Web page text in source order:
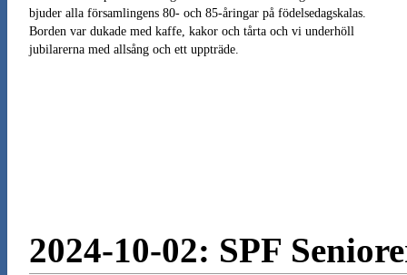
bjuder alla församlingens 80- och 85-åringar på födelsedagskalas.
Borden var dukade med kaffe, kakor och tårta och vi underhöll
jubilarerna med allsång och ett uppträde.
2024-10-02: SPF